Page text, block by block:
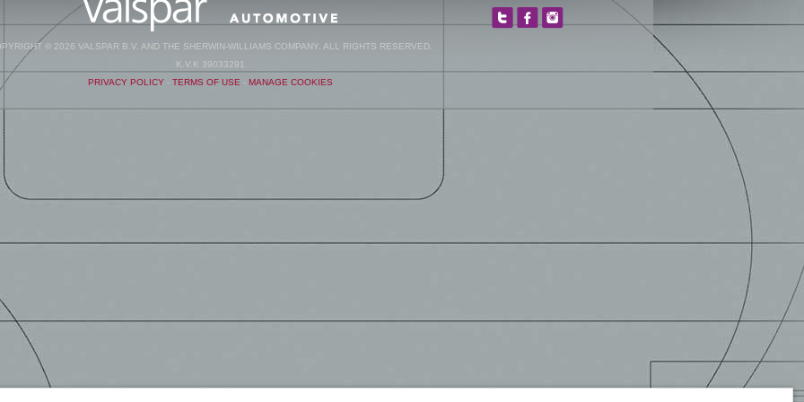
© 2026 VALSPAR B.V. AND THE SHERWIN-WILLIAMS COMPANY. ALL RIGHTS RESERVED.
K.V.K 39033291
PRIVACY POLICY- TERMS OF USE - MANAGE COOKIES